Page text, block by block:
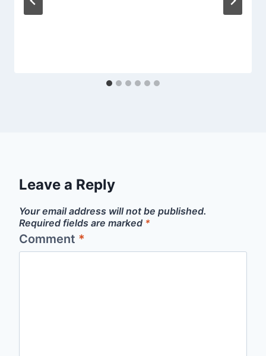
Leave a Reply
Your email address will not be published.
Required fields are marked *
Comment *